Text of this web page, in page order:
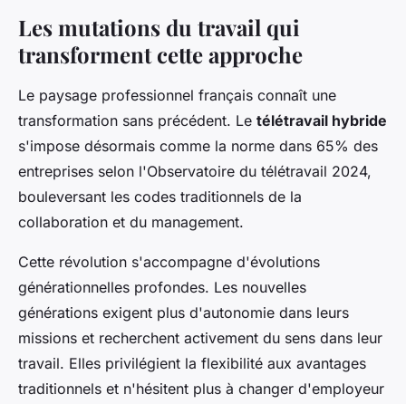
Les mutations du travail qui
transforment cette approche
Le paysage professionnel français connaît une
transformation sans précédent. Le télétravail hybride
s'impose désormais comme la norme dans 65% des
entreprises selon l'Observatoire du télétravail 2024,
bouleversant les codes traditionnels de la
collaboration et du management.
Cette révolution s'accompagne d'évolutions
générationnelles profondes. Les nouvelles
générations exigent plus d'autonomie dans leurs
missions et recherchent activement du sens dans leur
travail. Elles privilégient la flexibilité aux avantages
traditionnels et n'hésitent plus à changer d'employeur